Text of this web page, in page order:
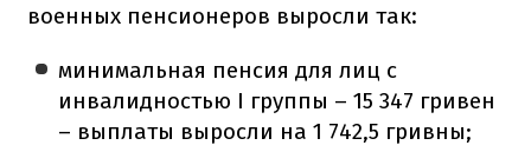
военных пенсионеров выросли так:
минимальная пенсия для лиц с
инвалидностью I группы – 15 347 гривен
– выплаты выросли на 1 742,5 гривны;